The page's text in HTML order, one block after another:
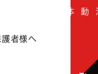
者様へ